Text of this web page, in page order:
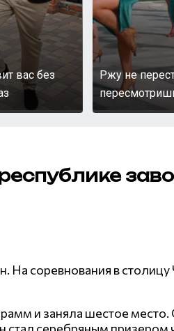
вас без
Ржу не
На соревнования в
и заняла шестое место.